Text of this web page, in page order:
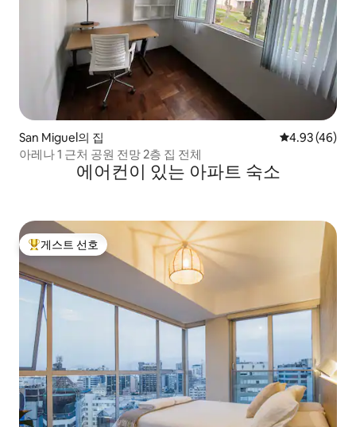
San Miguel의 집 평점 4.93점(5
4.93 (46)
아레나 1 근처 공원 전망 2층 집 전체
에어컨이 있는 아파트 숙소
상위 게스트 선호
게스트 선호